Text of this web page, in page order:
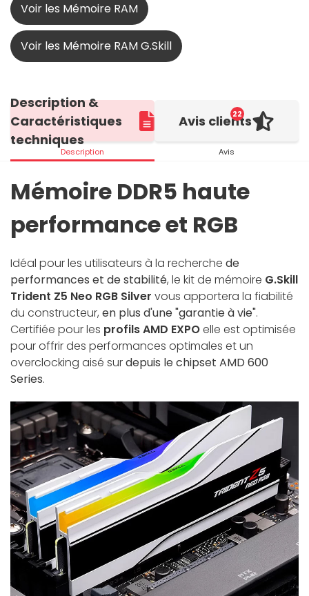
Voir les Mémoire RAM
Voir les Mémoire RAM G.Skill
Description &
Caractéristiques
techniques
Description
22
Avis clients
Avis
Mémoire DDR5 haute
performance et RGB
Idéal pour les utilisateurs à la recherche de
performances et de stabilité, le kit de mémoire G.Skill
Trident Z5 Neo RGB Silver vous apportera la fiabilité
du constructeur, en plus d'une "garantie à vie".
Certifiée pour les profils AMD EXPOelle est optimisée
pour offrir des performances optimales et un
overclocking aisé surdepuis le chipset AMD 600
Series.